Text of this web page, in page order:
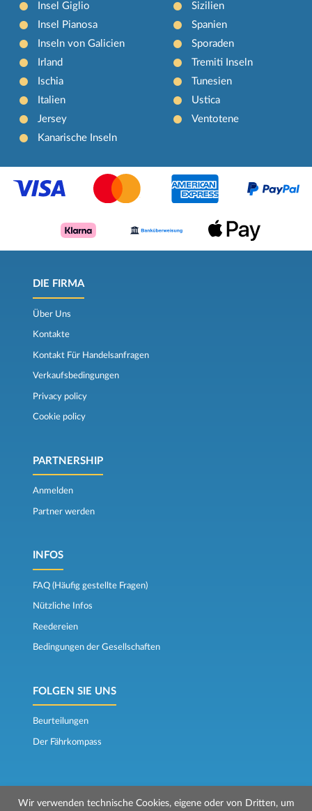
Insel Giglio
Insel Pianosa
Inseln von Galicien
Irland
Ischia
Italien
Jersey
Kanarische Inseln
Sizilien
Spanien
Sporaden
Tremiti Inseln
Tunesien
Ustica
Ventotene
DIE FIRMA
Über Uns
Kontakte
Kontakt Für Handelsanfragen
Verkaufsbedingungen
Privacy policy
Cookie policy
PARTNERSHIP
Anmelden
Partner werden
INFOS
FAQ (Häufig gestellte Fragen)
Nützliche Infos
Reedereien
Bedingungen der Gesellschaften
FOLGEN SIE UNS
Beurteilungen
Der Fährkompass
Wir verwenden technische Cookies, eigene oder von Dritten, um